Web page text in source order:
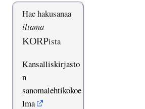
Hae hakusanaa
iltama
KORPista
Kansalliskirjasto
n
sanomalehtikokoe
lma